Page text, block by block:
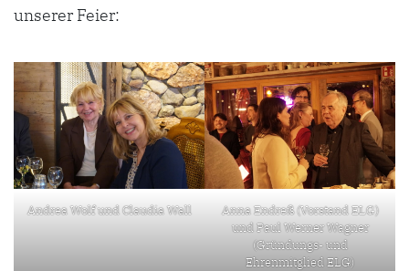
unserer Feier:
Andrea Wolf und Claudia Wall
Anna Endreß (Vorstand ELG)
und Paul Werner Wagner
(Gründungs- und
Ehrenmitglied ELG)